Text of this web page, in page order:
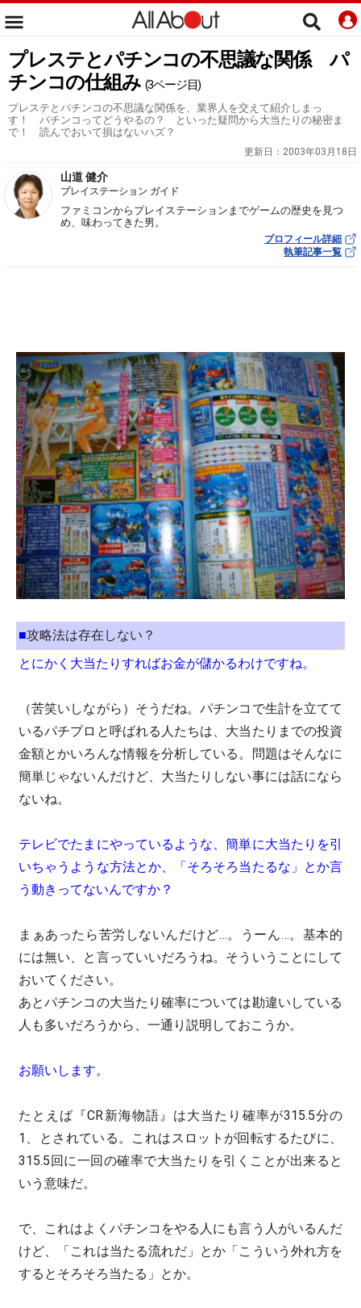
プレステとパチンコの不思議な関係 パ
チンコの仕組み (3ページ目)
プレステとパチンコの不思議な関係を、業界人を交えて紹介しまっ
す！ パチンコってどうやるの？ といった疑問から大当たりの秘密ま
で！ 読んでおいて損はないハズ？
更新日： 2003年03月18日
山道 健介
プレイステーション ガイド
ファミコンからプレイステーションまでゲームの歴史を見つ
め、味わってきた男。
プロフィール詳細
執筆記事一覧
■攻略法は存在しない？
とにかく大当たりすればお金が儲かるわけですね。
（苦笑いしながら）そうだね。パチンコで生計を立てて
いるパチプロと呼ばれる人たちは、大当たりまでの投資
金額とかいろんな情報を分析している。問題はそんなに
簡単じゃないんだけど、大当たりしない事には話になら
ないね。
テレビでたまにやっているような、簡単に大当たりを引
いちゃうような方法とか、「そろそろ当たるな」とか言
う動きってないんですか？
まぁあったら苦労しないんだけど…。うーん…。基本的
には無い、と言っていいだろうね。そういうことにして
おいてください。
あとパチンコの大当たり確率については勘違いしている
人も多いだろうから、一通り説明しておこうか。
お願いします。
たとえば『CR新海物語』は大当たり確率が315.5分の
1、とされている。これはスロットが回転するたびに、
315.5回に一回の確率で大当たりを引くことが出来ると
いう意味だ。
で、これはよくパチンコをやる人にも言う人がいるんだ
けど、「これは当たる流れだ」とか「こういう外れ方を
するとそろそろ当たる」とか。